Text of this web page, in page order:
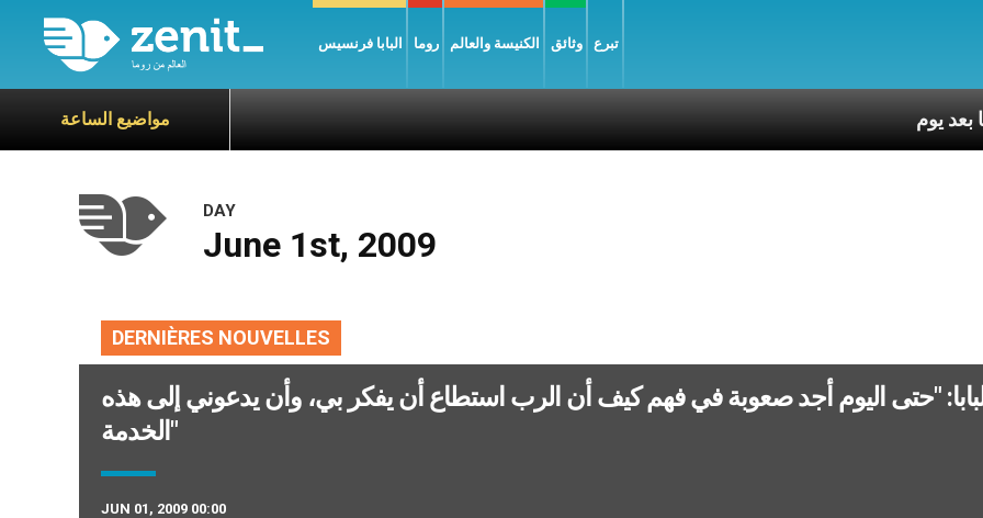
البابا فرنسيس روما الكنيسة والعالم وثائق تبرع
مواضيع الساعة
DAY
June 1st, 2009
DERNIÈRES NOUVELLES
"حتى اليوم أجد صعوبة في فهم كيف أن الرب استطاع أن يفكر بي، وأن يدعوني إلى هذه
الخدمة"
JUN 01, 2009 00:00